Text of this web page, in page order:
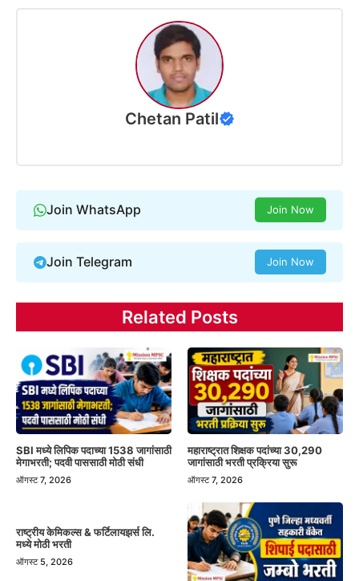
Chetan Patil
Join WhatsApp Join Now
Join Telegram Join Now
Related Posts
SBI मध्ये लिपिक पदाच्या 1538 जागांसाठी
मेगाभरती; पदवी पाससाठी मोठी संधी
ऑगस्ट 7, 2026
महाराष्ट्रात शिक्षक पदांच्या 30,290
जागांसाठी भरती प्रक्रिया सुरू
ऑगस्ट 7, 2026
राष्ट्रीय केमिकल्स & फर्टिलायझर्स लि.
मध्ये मोठी भरती
ऑगस्ट 5, 2026